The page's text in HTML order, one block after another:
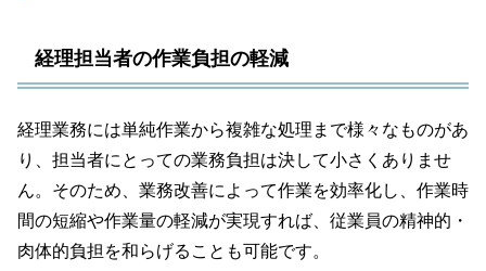
経理担当者の作業負担の軽減
経理業務には単純作業から複雑な処理まで様々なものがあ
り、担当者にとっての業務負担は決して小さくありませ
ん。そのため、業務改善によって作業を効率化し、作業時
間の短縮や作業量の軽減が実現すれば、従業員の精神的・
肉体的負担を和らげることも可能です。